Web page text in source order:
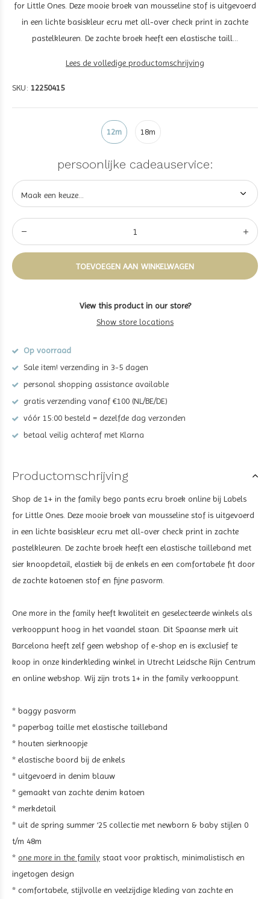
for Little Ones. Deze mooie broek van mousseline stof is uitgevoerd
in een lichte basiskleur ecru met all-over check print in zachte
pastelkleuren. De zachte broek heeft een elastische taill...
Lees de volledige productomschrijving
SKU: 12250415
12m 18m
persoonlijke cadeauservice:
TOEVOEGEN AAN WINKELWAGEN
View this product in our store?
Show store locations
Op voorraad
Sale item! verzending in 3-5 dagen
personal shopping assistance available
gratis verzending vanaf €100 (NL/BE/DE)
vóór 15:00 besteld = dezelfde dag verzonden
betaal veilig achteraf met Klarna
Productomschrijving
Shop de 1+ in the family bego pants ecru broek online bij Labels
for Little Ones. Deze mooie broek van mousseline stof is uitgevoerd
in een lichte basiskleur ecru met all-over check print in zachte
pastelkleuren. De zachte broek heeft een elastische tailleband met
sier knoopdetail, elastiek bij de enkels en een comfortabele fit door
de zachte katoenen stof en fijne pasvorm.
One more in the family heeft kwaliteit en geselecteerde winkels als
verkooppunt hoog in het vaandel staan. Dit Spaanse merk uit
Barcelona heeft zelf geen webshop of e-shop en is exclusief te
koop in onze kinderkleding winkel in Utrecht Leidsche Rijn Centrum
en online webshop. Wij zijn trots 1+ in the family verkooppunt.
* baggy pasvorm
* paperbag taille met elastische tailleband
* houten sierknoopje
* elastische boord bij de enkels
* uitgevoerd in denim blauw
* gemaakt van zachte denim katoen
* merkdetail
* uit de spring summer ‘25 collectie met newborn & baby stijlen 0
t/m 48m
* one more in the family staat voor praktisch, minimalistisch en
ingetogen design
* comfortabele, stijlvolle en veelzijdige kleding van zachte en